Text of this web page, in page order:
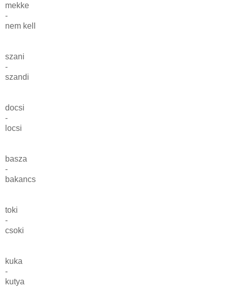
mekke
-
nem kell
szani
-
szandi
docsi
-
locsi
basza
-
bakancs
toki
-
csoki
kuka
-
kutya